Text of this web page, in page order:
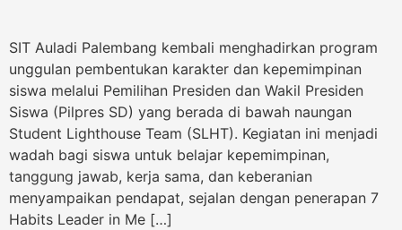
SIT Auladi Palembang kembali menghadirkan program
unggulan pembentukan karakter dan kepemimpinan
siswa melalui Pemilihan Presiden dan Wakil Presiden
Siswa (Pilpres SD) yang berada di bawah naungan
Student Lighthouse Team (SLHT). Kegiatan ini menjadi
wadah bagi siswa untuk belajar kepemimpinan,
tanggung jawab, kerja sama, dan keberanian
menyampaikan pendapat, sejalan dengan penerapan 7
Habits Leader in Me […]